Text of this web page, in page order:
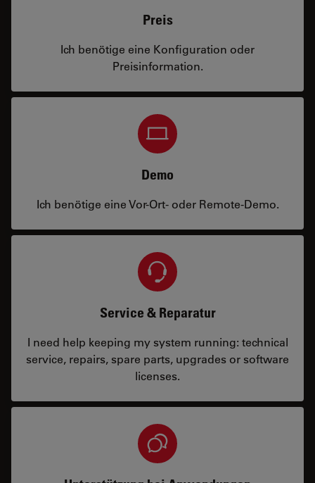
Preis
Ich benötige eine Konfiguration oder
Preisinformation.
Demo
Ich benötige eine Vor-Ort- oder Remote-Demo.
Service & Reparatur
I need help keeping my system running: technical
service, repairs, spare parts, upgrades or software
licenses.